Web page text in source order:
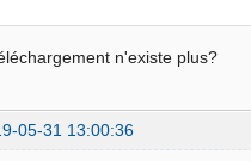
n'existe plus?
05-31 13:00:36